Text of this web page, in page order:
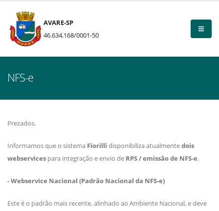
AVARE-SP
46.634.168/0001-50
NFS-e
Prezados,
Informamos que o sistema Fiorilli disponibiliza atualmentedois
webservices para integração e envio de RPS / emissão de NFS-e.
- Webservice Nacional (Padrão Nacional da NFS-e)
Este é o padrão mais recente, alinhado ao Ambiente Nacional, e deve